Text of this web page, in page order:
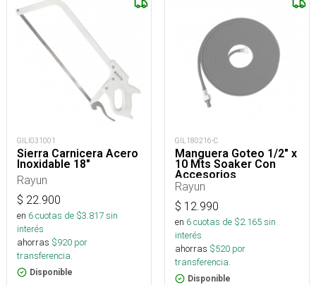
GILI031001
Sierra Carnicera Acero
Inoxidable 18"
Rayun
$ 22.900
en 6cuotas de $3.817sin
interés
ahorras $920 por
transferencia.
Disponible
GIL180216-C
Manguera Goteo 1/2" x
10 Mts Soaker Con
Accesorios
Rayun
$ 12.990
en 6cuotas de $2.165sin
interés
ahorras $520 por
transferencia.
Disponible